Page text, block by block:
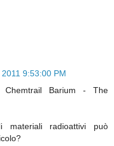
9:53:00 PM
Chemtrail Barium - The
materiali radioattivi può